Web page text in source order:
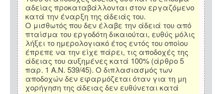
αδείας προκαταβάλλονται στον εργαζόμενο
κατά την έναρξη της άδειάς του.
Ο μισθωτός που δεν έλαβε την άδειά του από
πταίσμα του εργοδότη δικαιούται, ευθύς μόλις
λήξει το ημερολογιακό έτος εντός του οποίου
έπρεπε να την είχε πάρει, τις αποδοχές της
άδειας του αυξημένες κατά 100% (άρθρο 5
παρ. 1 Α.Ν. 539/45). Ο διπλασιασμός των
αποδοχών δεν εφαρμόζεται όταν για τη μη
χορήγηση της άδειας δεν ευθύνεται κατά